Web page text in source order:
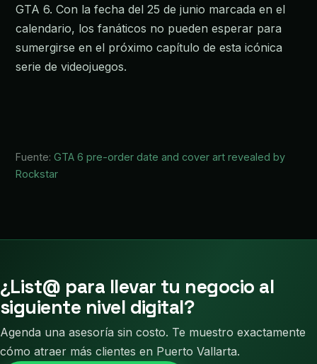
GTA 6. Con la fecha del 25 de junio marcada en el
calendario, los fanáticos no pueden esperar para
sumergirse en el próximo capítulo de esta icónica
serie de videojuegos.
Fuente: GTA 6 pre-order date and cover art revealed by
Rockstar
¿List@ para llevar tu negocio al
siguiente nivel digital?
Agenda una asesoría sin costo. Te muestro exactamente
cómo atraer más clientes en Puerto Vallarta.